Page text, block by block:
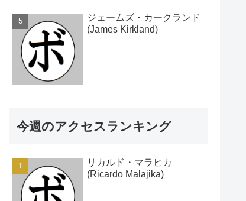
ジェームズ・カークランド
(James Kirkland)
今週のアクセスランキング
リカルド・マラヒカ
(Ricardo Malajika)